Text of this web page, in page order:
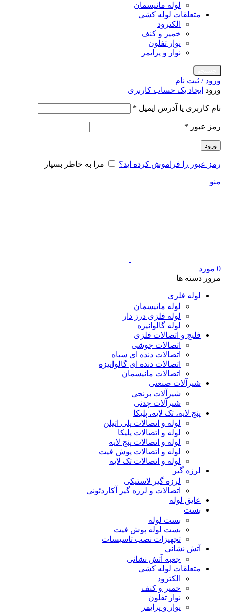
لوله مانیسمان
متعلقات لوله کشی
الکترود
خمیر و کنف
نوار تفلون
نوار و پرایمر
ورود / ثبت نام
ورود ایجاد یک حساب کاربری
نام کاربری یا آدرس ایمیل *
رمز عبور *
ورود
رمز عبور را فراموش کرده اید؟ مرا به خاطر بسپار
منو
0 مورد
مرور دسته ها
لوله فلزی
لوله مانیسمان
لوله فلزی درز دار
لوله گالوانیزه
فلنج و اتصالات فلزی
اتصالات جوشی
اتصالات دنده ای سیاه
اتصالات دنده ای گالوانیزه
اتصالات مانیسمان
شیرآلات صنعتی
شیرآلات برنجی
شیرآلات چدنی
پنج لایه، تک لایه، پلیکا
لوله و اتصالات پلی اتیلن
لوله و اتصالات پلیکا
لوله و اتصالات پنج لایه
لوله و اتصالات پوش فیت
لوله و اتصالات تک لایه
لرزه گیر
لرزه گیر لاستیکی
اتصالات و لرزه گیر آکاردئونی
عایق لوله
بست
بست لوله
بست لوله پوش فیت
تجهیزات نصب تاسیسات
آتش نشانی
جعبه آتش نشانی
متعلقات لوله کشی
الکترود
خمیر و کنف
نوار تفلون
نوار و پرایمر